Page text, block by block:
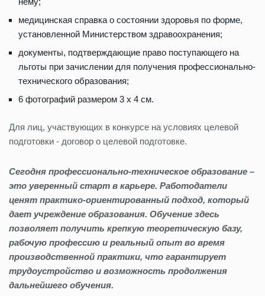
медицинская справка о состоянии здоровья по форме,
установленной Министерством здравоохранения;
документы, подтверждающие право поступающего на
льготы при зачислении для получения профессионально-
технического образования;
6 фотографий размером 3 x 4 см.
Для лиц, участвующих в конкурсе на условиях целевой
подготовки - договор о целевой подготовке.
Сегодня профессионально-техническое образование –
это уверенный старт в карьере. Работодатели
ценят практико-ориентированный подход, который
дает учреждение образования. Обучение здесь
позволяет получить крепкую теоретическую базу,
рабочую профессию и реальный опыт во время
производственной практики, что гарантирует
трудоустройство и возможность продолжения
дальнейшего обучения.